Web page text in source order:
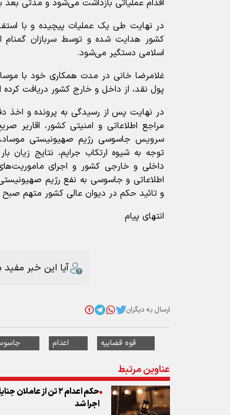
اقدام عملیاتی بازداشت می‌شود و مدتی
در نهایت طی یک عملیات پیچیده و با
کشور هدایت شده و توسط سربازان گمنام
اسلامی دستگیر می‌شود.
غلامرضا خانی در مدت همکاری خود با
پول نقد، از داخل و خارج کشور دریافت
در نهایت پس از رسیدگی به پرونده و اخذ
مراجع اطلاعاتی و امنیتی کشور، اقاریر
سرویس جاسوسی رژیم صهیونیستی
توجه به شیوه ارتکاب جرایم، نتایج زیان
داخلی و خارجی کشور و اجرای
اطلاعاتی و جاسوسی به نفع رژیم
و تائید حکم در دیوان عالی کشور متهم صبح
انتهای پیام
آیا این خبر مفید
ارسال به دیگران
قوه قضاییه اعدام
عناوین مرتبط
اجرا شد